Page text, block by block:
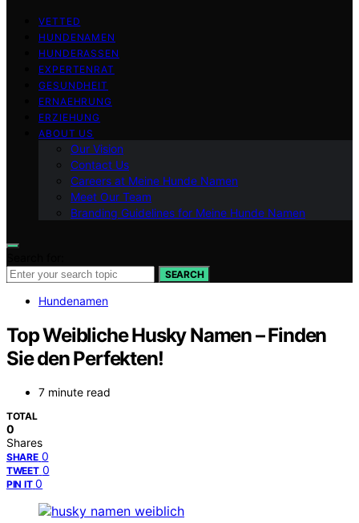
VETTED
HUNDENAMEN
HUNDERASSEN
EXPERTENRAT
GESUNDHEIT
ERNAEHRUNG
ERZIEHUNG
ABOUT US
Our Vision
Contact Us
Careers at Meine Hunde Namen
Meet Our Team
Branding Guidelines for Meine Hunde Namen
SEARCH
Hundenamen
Top Weibliche Husky Namen – Finden
Sie den Perfekten!
7 minute read
TOTAL
0
Shares
SHARE 0
TWEET 0
PIN IT 0